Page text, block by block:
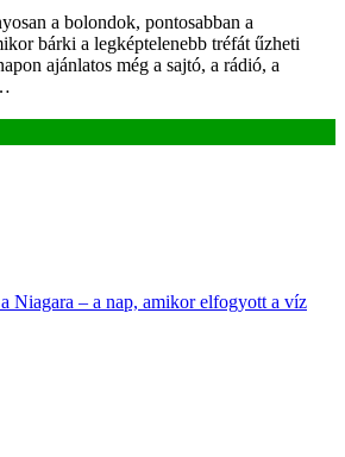
a bolondok, pontosabban a
bárki a legképtelenebb tréfát űzheti
ajánlatos még a sajtó, a rádió, a
Niagara – a nap, amikor elfogyott a víz